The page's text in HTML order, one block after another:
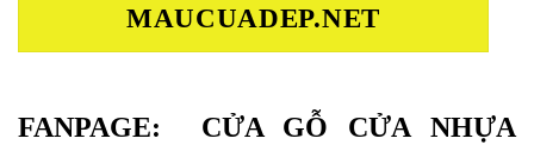
MAUCUADEP.NET
FANPAGE: CỬA GỖ CỬA NHỰA